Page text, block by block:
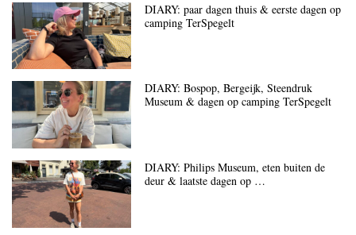
DIARY: paar dagen thuis & eerste dagen op
camping TerSpegelt
DIARY: Bospop, Bergeijk, Steendruk
Museum & dagen op camping TerSpegelt
DIARY: Philips Museum, eten buiten de
deur & laatste dagen op …